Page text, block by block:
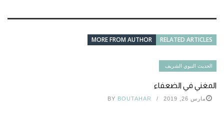
RELATED ARTICLES
MORE FROM AUTHOR
الحديث النبوي الشريف
المغني في الضعفاء
مارس 26, 2019 BY BOUTAHAR